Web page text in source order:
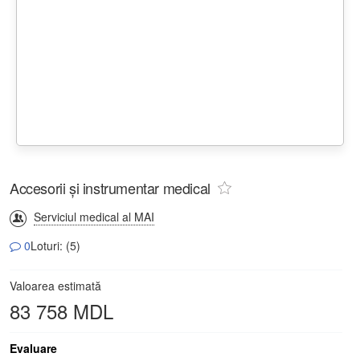
Accesorii și instrumentar medical
Serviciul medical al MAI
0Loturi: (5)
Valoarea estimată
83 758 MDL
Evaluare